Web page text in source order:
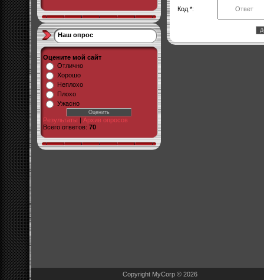
Наш опрос
Оцените мой сайт
Отлично
Хорошо
Неплохо
Плохо
Ужасно
Результаты | Архив опросов
Всего ответов: 70
Код *:
Copyright MyCorp © 2026